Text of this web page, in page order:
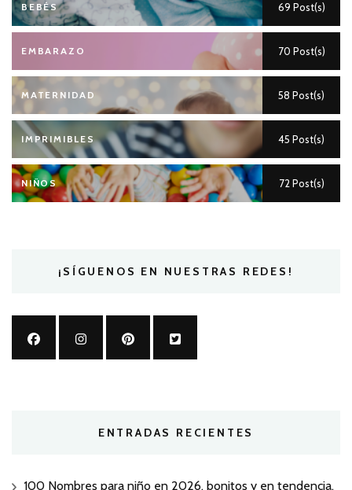
BEBÉS 69 Post(s)
EMBARAZO 70 Post(s)
MATERNIDAD 58 Post(s)
IMPRIMIBLES 45 Post(s)
NIÑOS 72 Post(s)
¡SÍGUENOS EN NUESTRAS REDES!
ENTRADAS RECIENTES
100 Nombres para niño en 2026, bonitos y en tendencia.